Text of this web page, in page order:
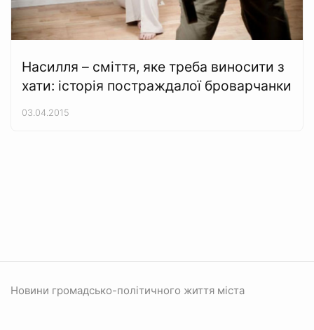
Насилля – сміття, яке треба виносити з
хати: історія постраждалої броварчанки
03.04.2015
Новини громадсько-політичного життя міста